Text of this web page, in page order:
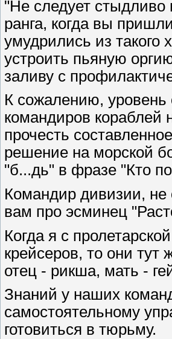
"Не следует стыдливо
ранга, когда вы
умудрились из такого
устроить пьяную
заливу с
К сожалению, уровень
командиров кораблей
прочесть
решение на морской
"б...дь" в фразе "Кто
Командир дивизии, не
вам про эсминец
Когда я с
крейсеров, то они
отец - рикша, мать -
Знаний у наших
самостоятельному
готовиться в тюрьму.